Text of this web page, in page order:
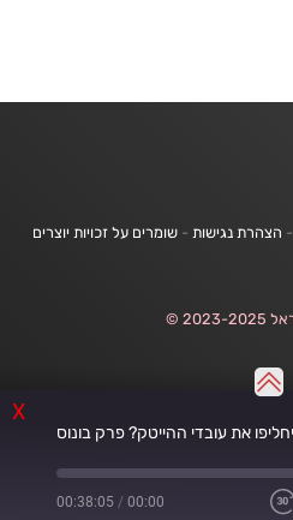
X
Fast
00:00
/
00:38:05
- הצהרת נגישות - שומרים על זכויות יוצרים
©